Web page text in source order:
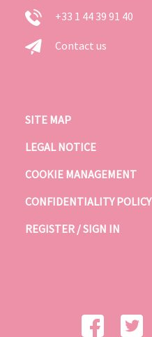
+33 1 44 39 91 40
Contact us
SITE MAP
LEGAL NOTICE
COOKIE MANAGEMENT
CONFIDENTIALITY POLICY
REGISTER / SIGN IN